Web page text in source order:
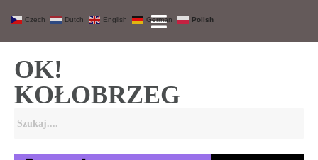
OK!
KOŁOBRZEG
Czech Dutch English German Polish